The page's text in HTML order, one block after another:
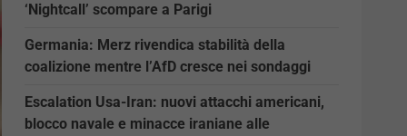
‘Nightcall’ scompare a Parigi
Germania: Merz rivendica stabilità della
coalizione mentre l’AfD cresce nei sondaggi
Escalation Usa-Iran: nuovi attacchi americani,
blocco navale e minacce iraniane alle